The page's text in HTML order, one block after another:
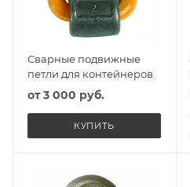
Сварные подвижные
петли для контейнеров
от3 000 руб.
КУПИТЬ